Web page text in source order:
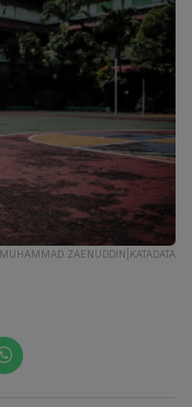
MUHAMMAD ZAENUDDIN|KATADATA